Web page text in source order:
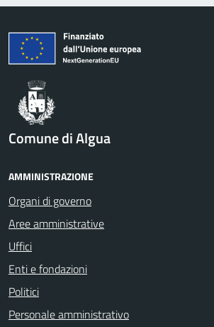
Comune di Algua
AMMINISTRAZIONE
Organi di governo
Aree amministrative
Uffici
Enti e fondazioni
Politici
Personale amministrativo